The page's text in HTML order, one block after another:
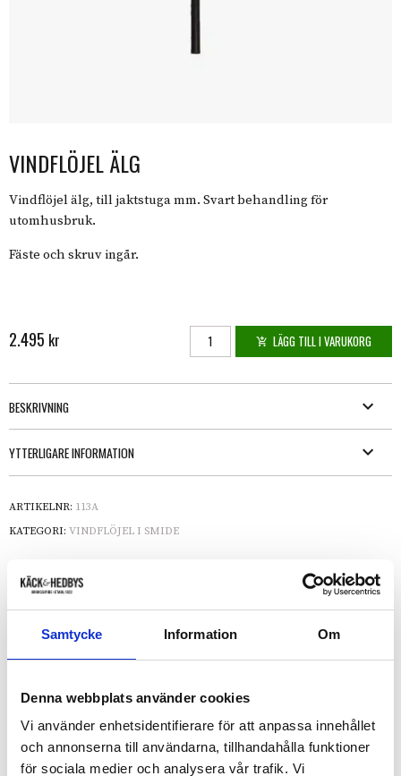
Samtycke Information Om
Denna webbplats använder cookies
Vi använder enhetsidentifierare för att anpassa innehållet
och annonserna till användarna, tillhandahålla funktioner
för sociala medier och analysera vår trafik. Vi
VINDFLÖJEL ÄLG
Vindflöjel älg, till jaktstuga mm. Svart behandling för
utomhusbruk.
Fäste och skruv ingår.
2.495 kr Vindflöjel älg mängdLÄGG TILL I VARUKORG
BESKRIVNING
YTTERLIGARE INFORMATION
ARTIKELNR: 113A
KATEGORI: VINDFLÖJEL I SMIDE
ANDRA HAR OCKSÅ KÖPT